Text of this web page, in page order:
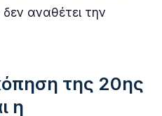
αναθέτει την
της 20ης
η